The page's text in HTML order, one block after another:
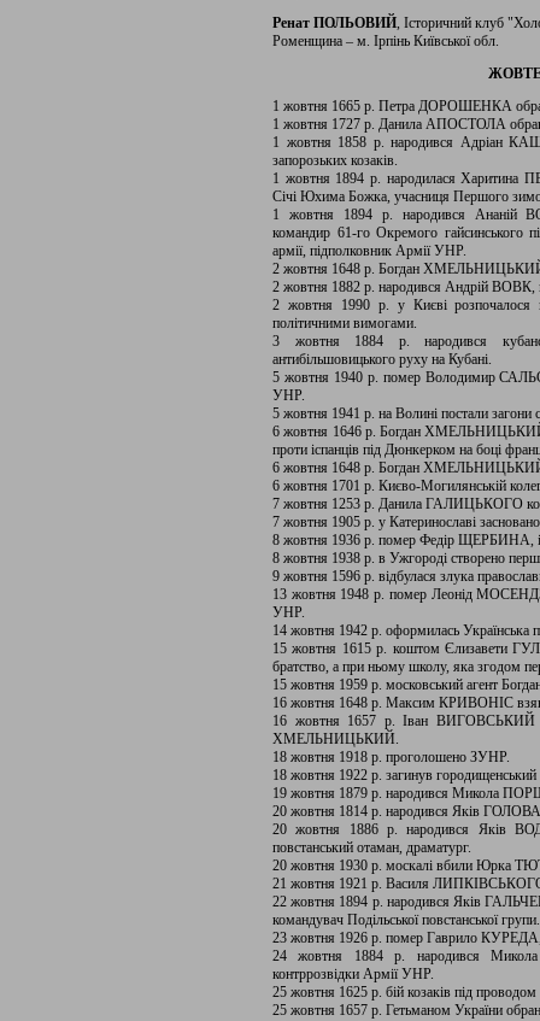
Ренат ПОЛЬОВИЙ, Історичний клуб
Роменщина – м. Ірпінь Київської обл.
1 жовтня 1665 р. Петра ДОРОШЕНКА
1 жовтня 1727 р. Данила АПОСТОЛА
1 жовтня 1858 р. народився Адріан
запорозьких козаків.
1 жовтня 1894 р. народилася Харитина
Січі Юхима Божка, учасниця Першого
1 жовтня 1894 р. народився Ананій
командир 61-го Окремого гайсинського
армії, підполковник Армії УНР.
2 жовтня 1648 р. Богдан
2 жовтня 1882 р. народився Андрій ВОВК,
2 жовтня 1990 р. у Києві розпочалося
політичними вимогами.
3 жовтня 1884 р. народився
антибільшовицького руху на Кубані.
5 жовтня 1940 р. помер Володимир
УНР.
5 жовтня 1941 р. на Волині постали
6 жовтня 1646 р. Богдан ХМЕЛЬНИЦЬКИЙ
проти іспанців під Дюнкерком на боці
6 жовтня 1648 р. Богдан ХМЕЛЬНИЦЬКИЙ,
6 жовтня 1701 р. Києво-Могилянській
7 жовтня 1253 р. Данила ГАЛИЦЬКОГО
7 жовтня 1905 р. у Катеринославі
8 жовтня 1936 р. помер Федір ЩЕРБИНА,
8 жовтня 1938 р. в Ужгороді створено
9 жовтня 1596 р. відбулася злука
13 жовтня 1948 р. помер Леонід
УНР.
14 жовтня 1942 р. оформилась Українська
15 жовтня 1615 р. коштом Єлизавети
братство, а при ньому школу, яка згодом
15 жовтня 1959 р. московський агент
16 жовтня 1648 р. Максим КРИВОНІС
16 жовтня 1657 р. Іван ВИГОВСЬКИЙ
ХМЕЛЬНИЦЬКИЙ.
18 жовтня 1918 р. проголошено ЗУНР.
18 жовтня 1922 р. загинув
19 жовтня 1879 р. народився Микола
20 жовтня 1814 р. народився Яків
20 жовтня 1886 р. народився Яків
повстанський отаман, драматург.
20 жовтня 1930 р. москалі вбили Юрка
21 жовтня 1921 р. Василя
22 жовтня 1894 р. народився Яків
командувач Подільської повстанської групи.
23 жовтня 1926 р. помер Гаврило КУРЕДА,
24 жовтня 1884 р. народився
контррозвідки Армії УНР.
25 жовтня 1625 р. бій козаків під
25 жовтня 1657 р. Гетьманом України